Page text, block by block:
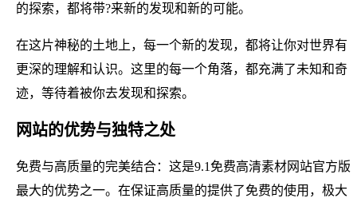
的探索，都将带?来新的发现和新的可能。
在这片神秘的土地上，每一个新的发现，都将让你对世界有
更深的理解和认识。这里的每一个角落，都充满了未知和奇
迹，等待着被你去发现和探索。
网站的优势与独特之处
免费与高质量的完美结合：这是9.1免费高清素材网站官方版
最大的优势之一。在保证高质量的提供了免费的使用，极大